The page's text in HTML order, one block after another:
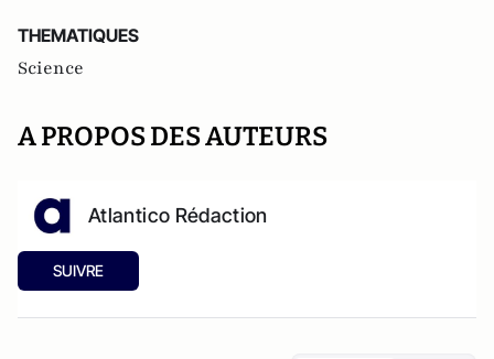
THEMATIQUES
Science
A PROPOS DES AUTEURS
Atlantico Rédaction
SUIVRE